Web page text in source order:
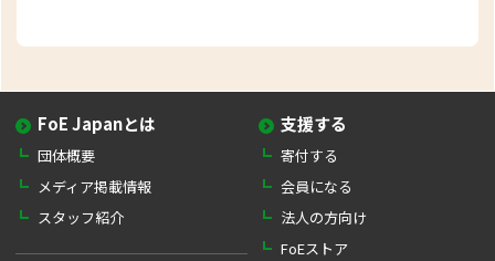
FoE Japanとは
団体概要
メディア掲載情報
スタッフ紹介
支援する
寄付する
会員になる
法人の方向け
FoEストア